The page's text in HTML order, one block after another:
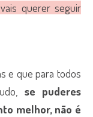
querer seguir
e que para todos
se puderes
melhor, não é